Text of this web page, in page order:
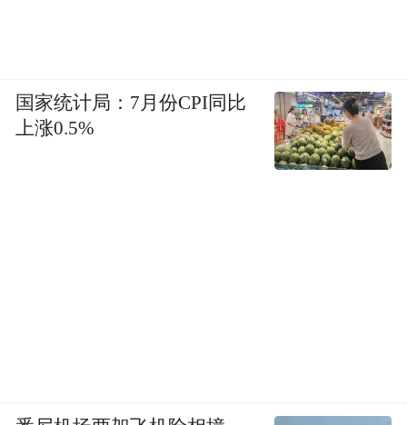
国家统计局：7月份CPI同比
上涨0.5%